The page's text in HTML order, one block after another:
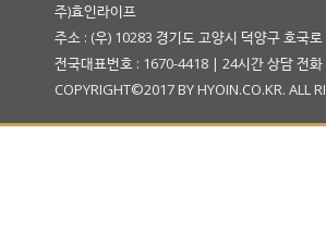
주)효인라이프
주소 : (우) 10283 경기도 고양시 덕양구 호국
전국대표번호 : 1670-4418 | 24시간 상담 전
COPYRIGHT©2017 BY HYOIN.CO.KR. ALL